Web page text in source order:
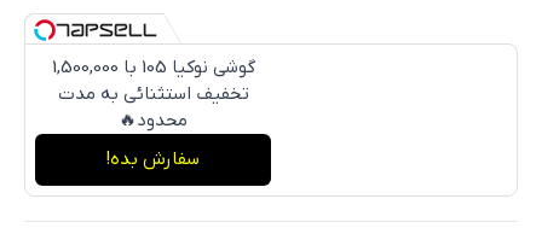
گوشی نوکیا 105 با 1,500,000
تخفیف استثنائی به مدت
محدود🔥
سفارش بده!